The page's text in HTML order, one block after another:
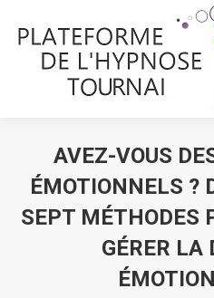
AVEZ-VOUS
ÉMOTIONNELS ?
SEPT MÉTHODES
GÉRER LA